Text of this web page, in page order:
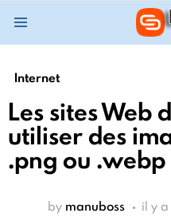
Internet
Les sites Web
utiliser des
.png ou .webp
by manuboss il y